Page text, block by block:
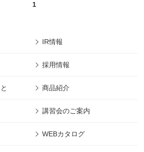
1
IR情報
採用情報
商品紹介
講習会のご案内
WEBカタログ